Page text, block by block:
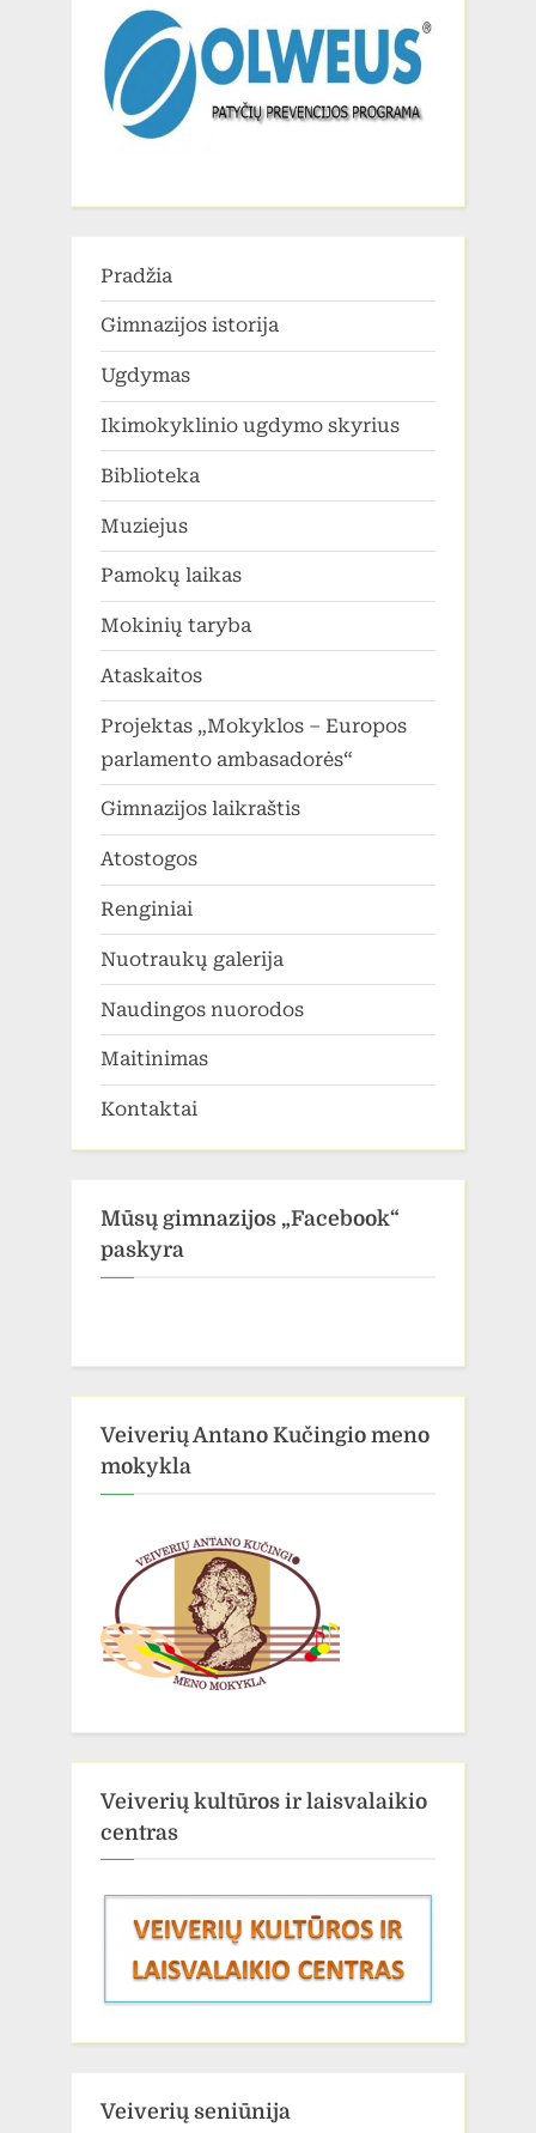
Pradžia
Gimnazijos istorija
Ugdymas
Ikimokyklinio ugdymo skyrius
Biblioteka
Muziejus
Pamokų laikas
Mokinių taryba
Ataskaitos
Projektas „Mokyklos – Europos
parlamento ambasadorės“
Gimnazijos laikraštis
Atostogos
Renginiai
Nuotraukų galerija
Naudingos nuorodos
Maitinimas
Kontaktai
Mūsų gimnazijos „Facebook“
paskyra
Veiverių Antano Kučingio meno
mokykla
Veiverių kultūros ir laisvalaikio
centras
Veiverių seniūnija